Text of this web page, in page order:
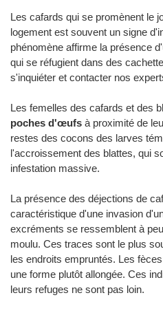
Les cafards qui se promènent le
logement est souvent un signe
phénomène affirme la présence
qui se réfugient dans des
s'inquiéter et contacter nos
Les femelles des cafards et des
poches d'œufs à proximité de
restes des cocons des larves
l'accroissement des blattes, qui
infestation massive.
La présence des déjections de
caractéristique d'une invasion
excréments se ressemblent à
moulu. Ces traces sont le plus
les endroits empruntés. Les
une forme plutôt allongée. Ces
leurs refuges ne sont pas loin.